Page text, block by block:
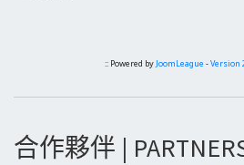
:: Powered by JoomLeague -Version
合作夥伴 |